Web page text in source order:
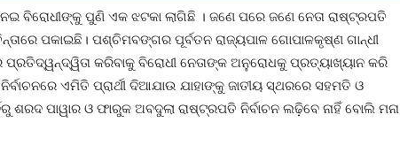
ବିରୋଧୀଙ୍କୁ ପୁଣି ଏକ ଝଟକା ଲାଗିଛି । ଜଣେ ପରେ ଜଣେ ନେତା ରାଷ୍ଟ୍ରପତି
ପକାଇଛି। ପଶ୍ଚିମବଙ୍ଗର ପୂର୍ବତନ ରାଜ୍ୟପାଳ ଗୋପାଳକୃଷ୍ଣ ଗାନ୍ଧୀ
ପ୍ରତିଦ୍ୱନ୍ଦ୍ୱିତା କରିବାକୁ ବିରୋଧୀ ନେତାଙ୍କ ଅନୁରୋଧକୁ ପ୍ରତ୍ୟାଖ୍ୟାନ କରି
ଏମିତି ପ୍ରାର୍ଥୀ ଦିଆଯାଉ ଯାହାଙ୍କୁ ଜାତୀୟ ସ୍ଥରରେ ସହମତି ଓ
ଶରଦ ପାୱାର ଓ ଫାରୁକ ଅବଦୁଲା ରାଷ୍ଟ୍ରପତି ନିର୍ବାଚନ ଲଢ଼ିବେ ନାହିଁ ବୋଲି ମନା